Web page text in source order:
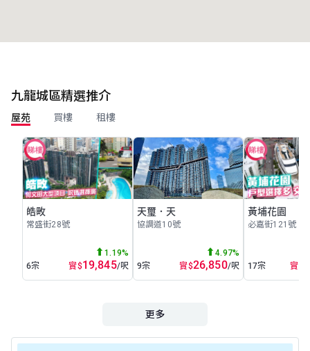
九龍城區精選推介
屋苑 買樓 租樓
皓畋
常盛街28號
6宗
1.19%
實$19,845/呎
天璽．天
協調道10號
9宗
4.97%
實$26,850/呎
黃埔花園
必嘉街121號
17宗 實
更多